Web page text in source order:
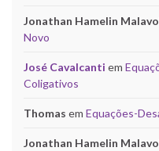
Jonathan Hamelin
Novo
José Cavalcanti em
Coligativos
Thomas em Equações-
Jonathan Hamelin